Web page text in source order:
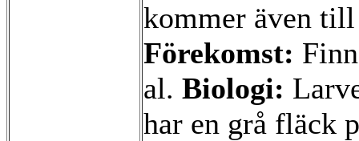
kommer även
Förekomst:
al. Biologi:
har en grå fläck